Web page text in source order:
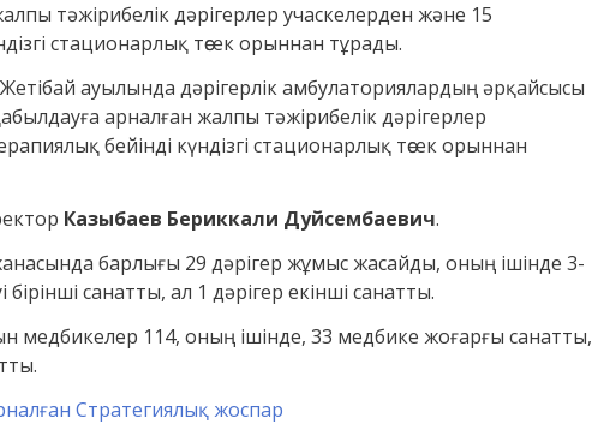
тәжірибелік дәрігерлер учаскелерден және 15
стационарлық төсек орыннан тұрады.
ауылында дәрігерлік амбулаториялардың әрқайсысы
арналған жалпы тәжірибелік дәрігерлер
бейінді күндізгі стационарлық төсек орыннан
Казыбаев Бериккали Дуйсембаевич.
барлығы 29 дәрігер жұмыс жасайды, оның ішінде 3-
бірінші санатты, ал 1 дәрігер екінші санатты.
медбикелер 114, оның ішінде, 33 медбике жоғарғы санатты,
Стратегиялық жоспар